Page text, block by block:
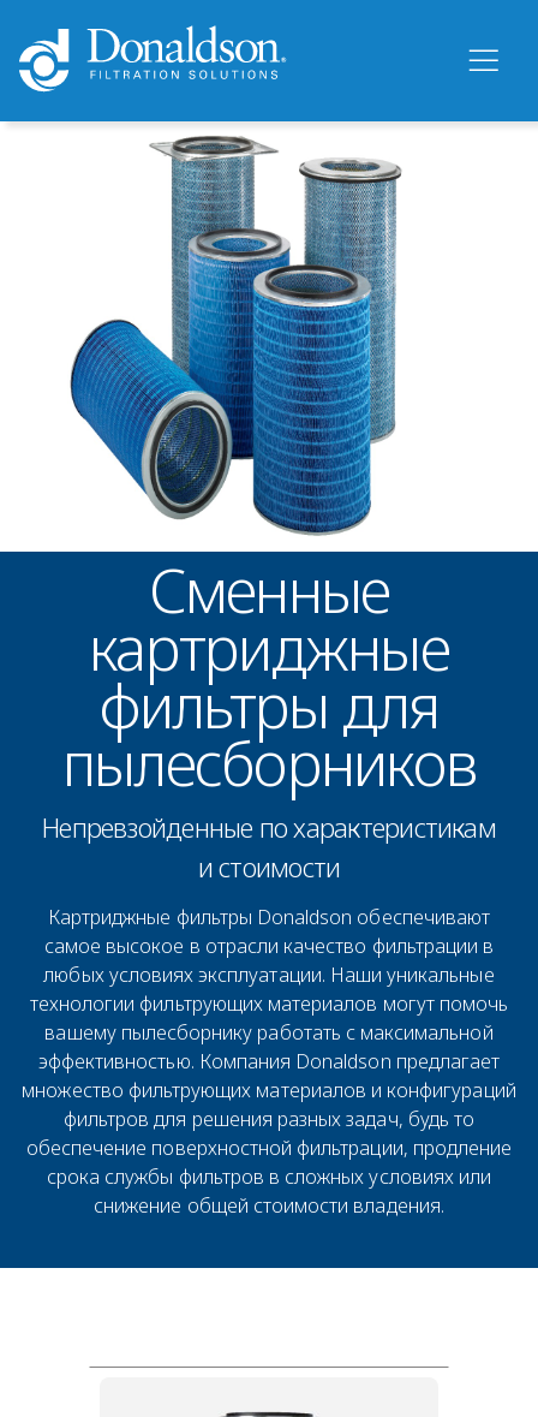
Сменные
картриджные
фильтры для
пылесборников
Непревзойденные по характеристикам
и стоимости
Картриджные фильтры Donaldson обеспечивают
самое высокое в отрасли качество фильтрации в
любых условиях эксплуатации. Наши уникальные
технологии фильтрующих материалов могут помочь
вашему пылесборнику работать с максимальной
эффективностью. Компания Donaldson предлагает
множество фильтрующих материалов и конфигураций
фильтров для решения разных задач, будь то
обеспечение поверхностной фильтрации, продление
срока службы фильтров в сложных условиях или
снижение общей стоимости владения.